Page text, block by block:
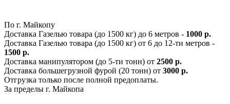
По г. Майкопу
Доставка Газелью товара (до 1500 кг) до 6 метров - 1000 р.
Доставка Газелью товара (до 1500 кг) от 6 до 12-ти метров -
1500 р.
Доставка манипулятором (до 5-ти тонн) от 2500 р.
Доставка большегрузной фурой (20 тонн) от 3000 р.
Отгрузка только после полной предоплаты.
За пределы г. Майкопа